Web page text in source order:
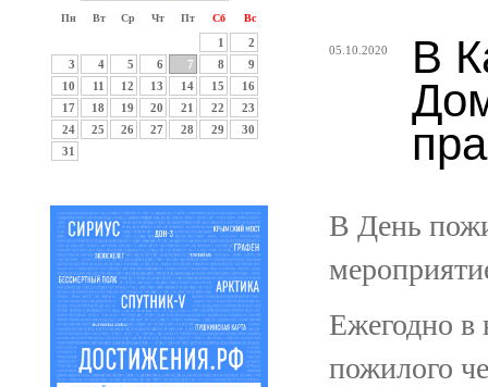
Пн Вт Ср Чт Пт Сб Вс
1
2
3
4 5 6 7 8
9
10
11 12 13 14 15
16
17
18 19 20 21 22
23
24
25 26 27 28 29
30
31
05.10.2020
В
В День
Ежегодно в
пожилого